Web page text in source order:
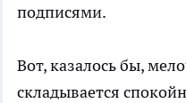
подписями.
Вот, казалось бы,
складывается